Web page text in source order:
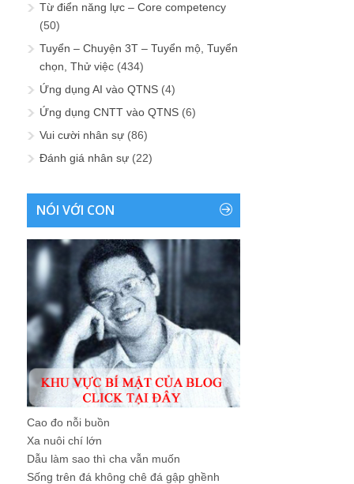
Từ điển năng lực – Core competency
(50)
Tuyển – Chuyện 3T – Tuyển mộ, Tuyển
chọn, Thử việc (434)
Ứng dụng AI vào QTNS (4)
Ứng dụng CNTT vào QTNS (6)
Vui cười nhân sự (86)
Đánh giá nhân sự (22)
NÓI VỚI CON
Cao đo nỗi buồn
Xa nuôi chí lớn
Dẫu làm sao thì cha vẫn muốn
Sống trên đá không chê đá gập ghềnh